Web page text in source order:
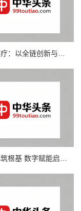
艾默康医疗：以全链创新与合规深耕，赋能医疗健康高质量发展